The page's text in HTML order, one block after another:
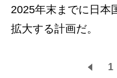
2025年末までに日本
拡大する計画だ。
1